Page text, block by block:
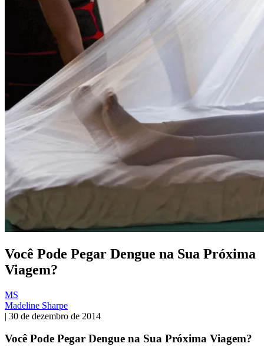
Você Pode Pegar Dengue na Sua Próxima
Viagem?
MS
Madeline Sharpe
| 30 de dezembro de 2014
Você Pode Pegar Dengue na Sua Próxima Viagem?